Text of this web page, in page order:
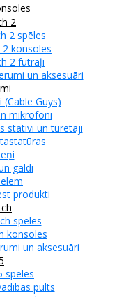
2
2 spēles
konsoles
2 futrāļi
un aksesuāri
Guys)
mikrofoni
statīvi un turētāji
galdi
produkti
spēles
konsoles
un aksesuāri
spēles
pults